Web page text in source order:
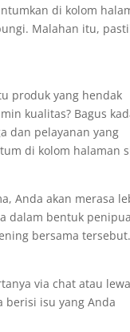
di kolom
Malahan itu,
produk yang hendak
kualitas? Bagus
dan pelayanan yang
di kolom halaman
Anda akan merasa
dalam bentuk
bersama tersebut.
via chat atau
berisi isu yang Anda